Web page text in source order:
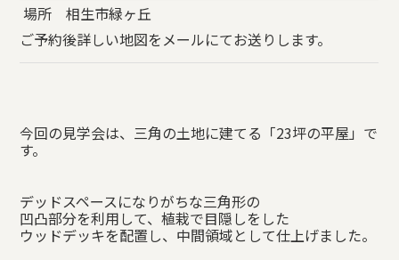
場所 相生市緑ヶ丘
ご予約後詳しい地図をメールにてお送りします。
今回の見学会は、三角の土地に建てる「23坪の平屋」で
す。
デッドスペースになりがちな三角形の
凹凸部分を利用して、植栽で目隠しをした
ウッドデッキを配置し、中間領域として仕上げました。